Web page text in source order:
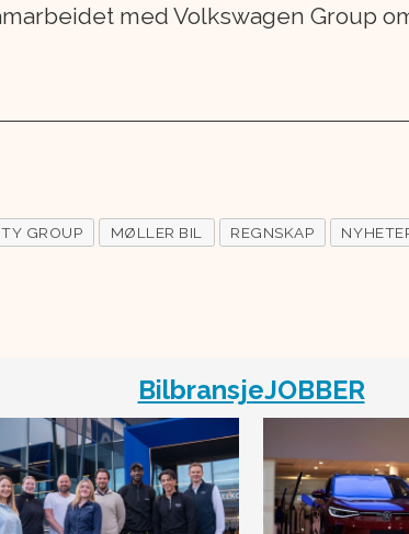
med Volkswagen Group
GROUP MØLLER BIL REGNSKAP
BilbransjeJOBBER